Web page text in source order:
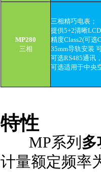
MP280
三相
三相精巧电表；
提供5+2清晰
精度Class2(可选
35mm导轨安装
可选RS485通讯
可选适用于中央
特性
MP系列 多
计量额定频率